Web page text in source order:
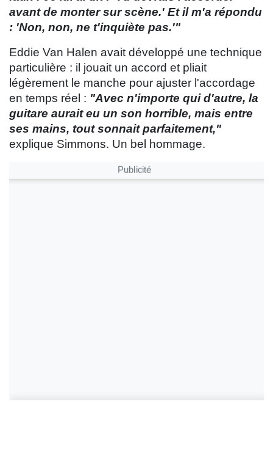
avant de monter sur scène.' Et il m'a répondu
: 'Non, non, ne t'inquiète pas.'"
Eddie Van Halen avait développé une technique
particulière : il jouait un accord et pliait
légèrement le manche pour ajuster l'accordage
en temps réel : "Avec n'importe qui d'autre, la
guitare aurait eu un son horrible, mais entre
ses mains, tout sonnait parfaitement,"
explique Simmons. Un bel hommage.
Publicité